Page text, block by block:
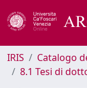
IRIS Catalogo
8.1 Tesi di